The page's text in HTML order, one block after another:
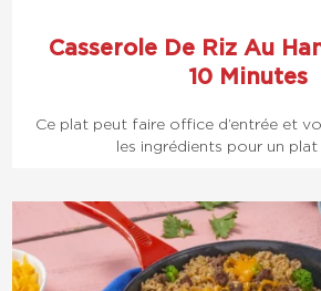
Casserole De Riz Au
10 Minutes
Ce plat peut faire office d’entrée et
les ingrédients pour un plat